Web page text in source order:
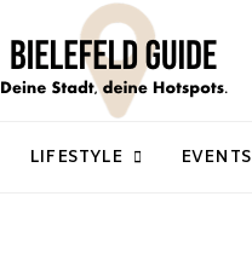
LIFESTYLE EVENTS